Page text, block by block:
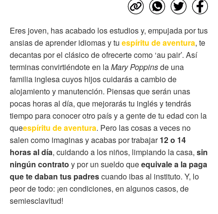
Eres joven, has acabado los estudios y, empujada por tus
ansias de aprender idiomas y tu espíritu de aventura, te
decantas por el clásico de ofrecerte como ‘au pair’. Así
terminas convirtiéndote en laMary Poppinsde una
familia inglesa cuyos hijos cuidarás a cambio de
alojamiento y manutención. Piensas que serán unas
pocas horas al día, que mejorarás tu inglés y tendrás
tiempo para conocer otro país y a gente de tu edad con la
queespíritu de aventura. Pero las cosas a veces no
salen como imaginas y acabas por trabajar12 o 14
horas al día, cuidando a los niños, limpiando la casa, sin
ningún contrato y por un sueldo queequivale a la paga
que te daban tus padrescuando ibas al instituto. Y, lo
peor de todo: ¡en condiciones, en algunos casos, de
semiesclavitud!